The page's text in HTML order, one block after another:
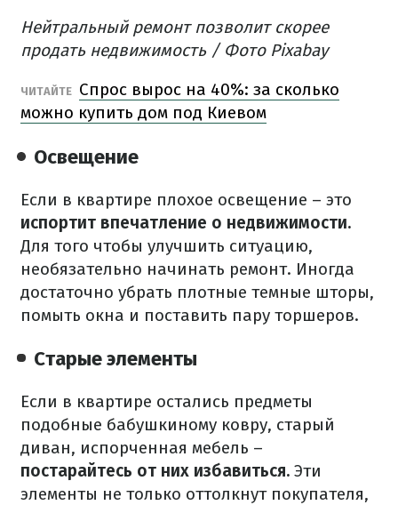
Нейтральный ремонт позволит скорее
продать недвижимость / Фото Pixabay
ЧИТАЙТЕ Спрос вырос на 40%: за сколько
можно купить дом под Киевом
Освещение
Если в квартире плохое освещение – это
испортит впечатление о недвижимости.
Для того чтобы улучшить ситуацию,
необязательно начинать ремонт. Иногда
достаточно убрать плотные темные шторы,
помыть окна и поставить пару торшеров.
Старые элементы
Если в квартире остались предметы
подобные бабушкиному ковру, старый
диван, испорченная мебель –
постарайтесь от них избавиться. Эти
элементы не только оттолкнут покупателя,